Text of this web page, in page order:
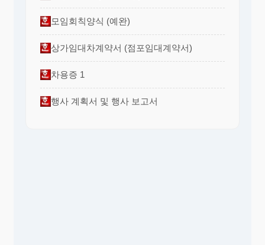
모임회칙양식 (예완)
상가임대차계약서 (점포임대계약서)
차용증 1
행사 계획서 및 행사 보고서